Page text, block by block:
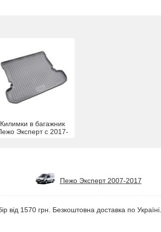
Килимки в багажник
Эксперт с 2017-
Пежо Эксперт 2007-2017
від 1570 грн. Безкоштовна доставка по Україні.